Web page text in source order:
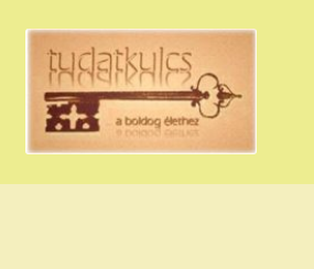
Ugrás
navigációhoz
Kilépés
tartalomba
HÚZZ EGY KÁRTYÁT!